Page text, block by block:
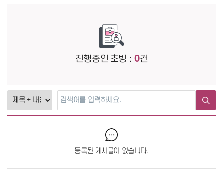
진행중인 초빙 : 0건
검색
검색
등록된 게시글이 없습니다.